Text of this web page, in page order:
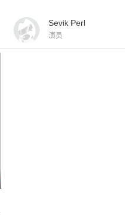
Sevik Perl
演员